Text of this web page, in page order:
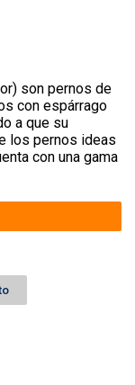
son pernos de
con espárrago
a que su
los pernos ideas
con una gama